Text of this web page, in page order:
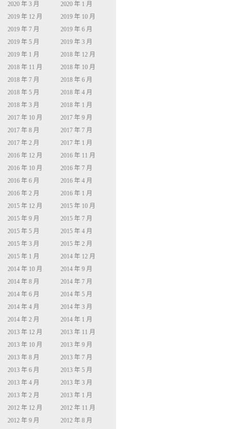
2020 年 3 月
2020 年 1 月
2019 年 12 月
2019 年 10 月
2019 年 7 月
2019 年 6 月
2019 年 5 月
2019 年 3 月
2019 年 1 月
2018 年 12 月
2018 年 11 月
2018 年 10 月
2018 年 7 月
2018 年 6 月
2018 年 5 月
2018 年 4 月
2018 年 3 月
2018 年 1 月
2017 年 10 月
2017 年 9 月
2017 年 8 月
2017 年 7 月
2017 年 2 月
2017 年 1 月
2016 年 12 月
2016 年 11 月
2016 年 10 月
2016 年 7 月
2016 年 6 月
2016 年 4 月
2016 年 2 月
2016 年 1 月
2015 年 12 月
2015 年 10 月
2015 年 9 月
2015 年 7 月
2015 年 5 月
2015 年 4 月
2015 年 3 月
2015 年 2 月
2015 年 1 月
2014 年 12 月
2014 年 10 月
2014 年 9 月
2014 年 8 月
2014 年 7 月
2014 年 6 月
2014 年 5 月
2014 年 4 月
2014 年 3 月
2014 年 2 月
2014 年 1 月
2013 年 12 月
2013 年 11 月
2013 年 10 月
2013 年 9 月
2013 年 8 月
2013 年 7 月
2013 年 6 月
2013 年 5 月
2013 年 4 月
2013 年 3 月
2013 年 2 月
2013 年 1 月
2012 年 12 月
2012 年 11 月
2012 年 9 月
2012 年 8 月